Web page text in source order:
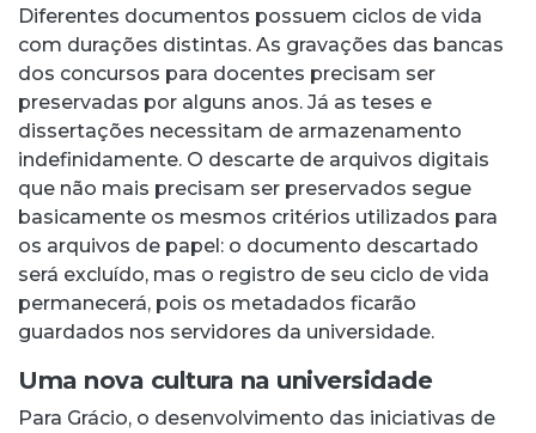
Diferentes documentos possuem ciclos de vida
com durações distintas. As gravações das bancas
dos concursos para docentes precisam ser
preservadas por alguns anos. Já as teses e
dissertações necessitam de armazenamento
indefinidamente. O descarte de arquivos digitais
que não mais precisam ser preservados segue
basicamente os mesmos critérios utilizados para
os arquivos de papel: o documento descartado
será excluído, mas o registro de seu ciclo de vida
permanecerá, pois os metadados ficarão
guardados nos servidores da universidade.
Uma nova cultura na universidade
Para Grácio, o desenvolvimento das iniciativas de